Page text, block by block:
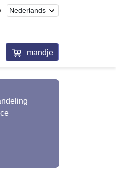
mandje